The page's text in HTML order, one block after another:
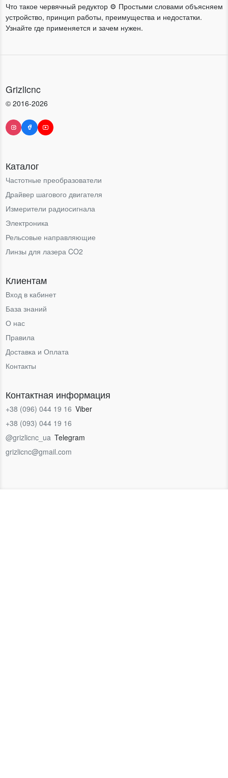
Что такое червячный редуктор ⚙️ Простыми словами объясняем
устройство, принцип работы, преимущества и недостатки.
Узнайте где применяется и зачем нужен.
Grizlicnc
© 2016-2026
Каталог
Частотные преобразователи
Драйвер шагового двигателя
Измерители радиосигнала
Электроника
Рельсовые направляющие
Линзы для лазера CO2
Клиентам
Вход в кабинет
База знаний
О нас
Правила
Доставка и Оплата
Контакты
Контактная информация
+38 (096) 044 19 16 Viber
+38 (093) 044 19 16
@grizlicnc_ua Telegram
grizlicnc@gmail.com